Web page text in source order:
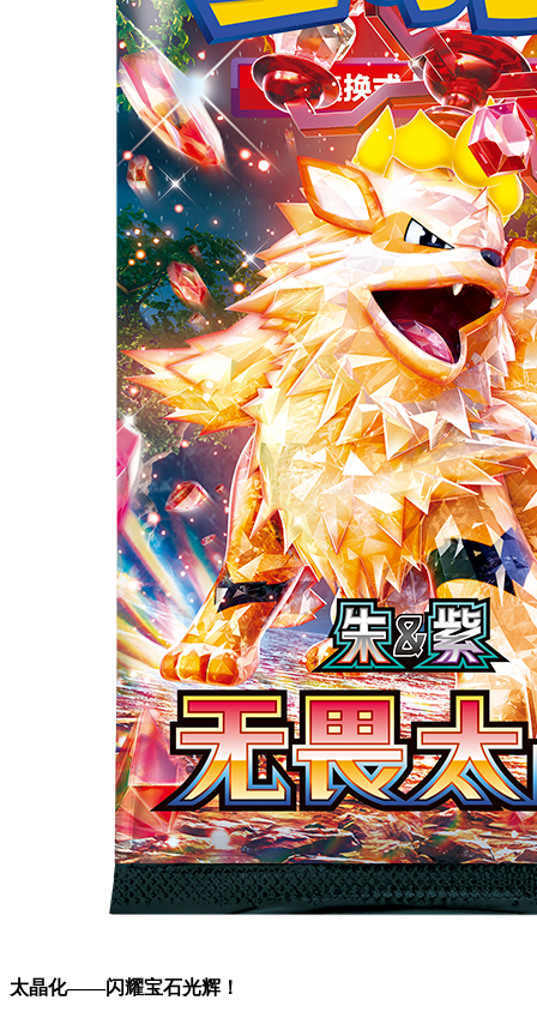
太晶化——闪耀宝石光辉！